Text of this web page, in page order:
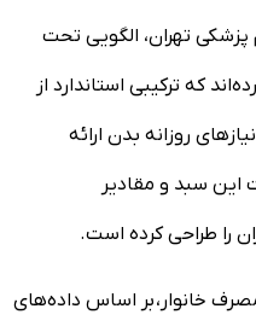
تهران، الگویی تحت
که ترکیبی استاندارد از
روزانه بدن ارائه
این سبد و مقادیر
را طراحی کرده است.
خانوار، بر اساس داده‌های